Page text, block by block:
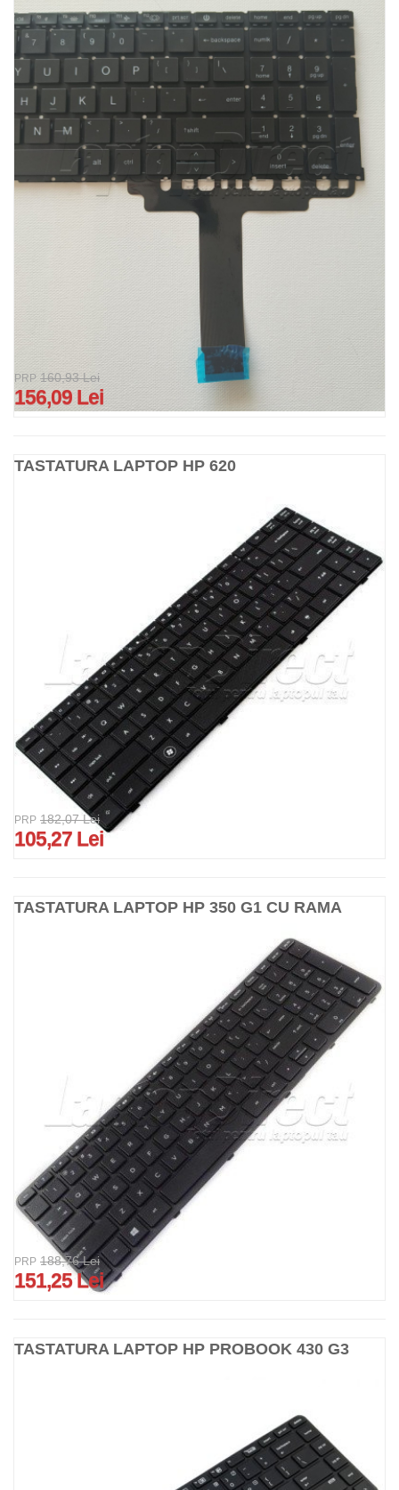
PRP 160,93 Lei
156,09 Lei
TASTATURA LAPTOP HP 620
PRP 182,07 Lei
105,27 Lei
TASTATURA LAPTOP HP 350 G1 CU RAMA
PRP 188,76 Lei
151,25 Lei
TASTATURA LAPTOP HP PROBOOK 430 G3